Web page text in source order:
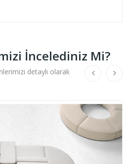
İncelediniz Mi?
detaylı olarak
5521